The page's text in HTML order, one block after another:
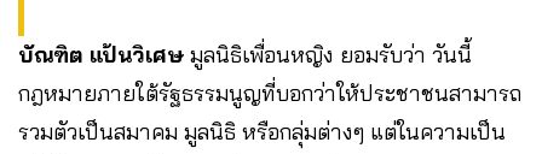
บัณฑิต แป้นวิเศษ มูลนิธิเพื่อนหญิง ยอมรับว่า วันนี้
กฎหมายภายใต้รัฐธรรมนูญที่บอกว่าให้ประชาชนสามารถ
รวมตัวเป็นสมาคม มูลนิธิ หรือกลุ่มต่างๆ แต่ในความเป็น